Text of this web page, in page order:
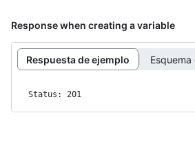
Response when creating a variable
Respuesta de ejemplo
Status: 201